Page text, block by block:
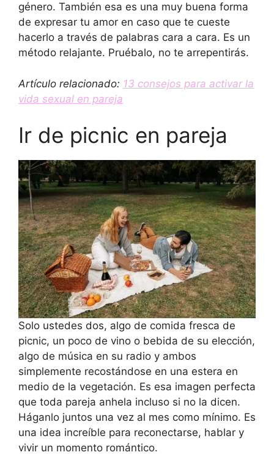
género. También esa es una muy buena forma
de expresar tu amor en caso que te cueste
hacerlo a través de palabras cara a cara. Es un
método relajante. Pruébalo, no te arrepentirás.
Artículo relacionado: 13 consejos para activar la
vida sexual en pareja
Ir de picnic en pareja
Solo ustedes dos, algo de comida fresca de
picnic, un poco de vino o bebida de su elección,
algo de música en su radio y ambos
simplemente recostándose en una estera en
medio de la vegetación. Es esa imagen perfecta
que toda pareja anhela incluso si no la dicen.
Háganlo juntos una vez al mes como mínimo. Es
una idea increíble para reconectarse, hablar y
vivir un momento romántico.